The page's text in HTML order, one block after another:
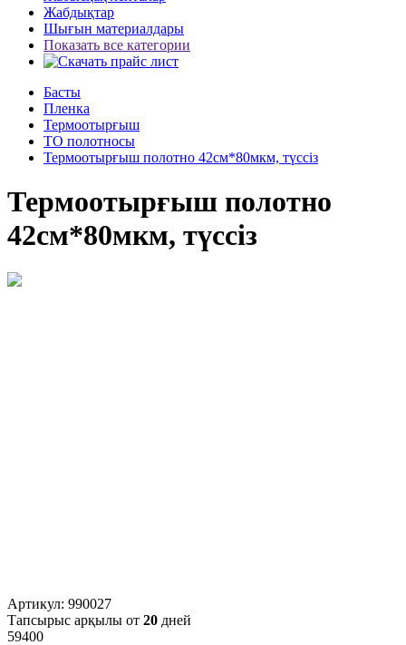
Жабдықтар
Шығын материалдары
Показать все категории
Басты
Пленка
Термоотырғыш
ТО полотносы
Термоотырғыш полотно 42см*80мкм, түссіз
Термоотырғыш полотно
42см*80мкм, түссіз
Артикул: 990027
Тапсырыс арқылы от 20 дней
59400